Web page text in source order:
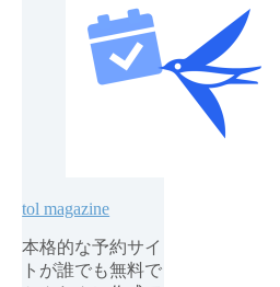
tol magazine
本格的な予約サイ
トが誰でも無料で